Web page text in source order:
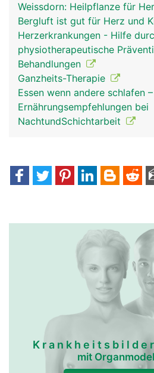
Weissdorn: Heilpflanze für
Bergluft ist gut für Herz und
Herzerkrankungen - Hilfe
physiotherapeutische
Behandlungen
Ganzheits-Therapie
Essen wenn andere schlafen –
Ernährungsempfehlungen bei
NachtundSchichtarbeit
mit